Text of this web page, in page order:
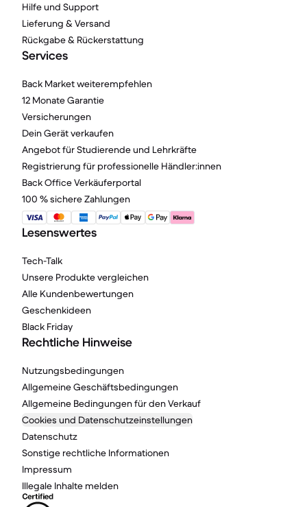
Hilfe und Support
Lieferung & Versand
Rückgabe & Rückerstattung
Services
Back Market weiterempfehlen
12 Monate Garantie
Versicherungen
Dein Gerät verkaufen
Angebot für Studierende und Lehrkräfte
Registrierung für professionelle Händler:innen
Back Office Verkäuferportal
100 % sichere Zahlungen
Lesenswertes
Tech-Talk
Unsere Produkte vergleichen
Alle Kundenbewertungen
Geschenkideen
Black Friday
Rechtliche Hinweise
Nutzungsbedingungen
Allgemeine Geschäftsbedingungen
Allgemeine Bedingungen für den Verkauf
Cookies und Datenschutzeinstellungen
Datenschutz
Sonstige rechtliche Informationen
Impressum
Illegale Inhalte melden